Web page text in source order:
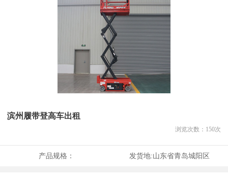
滨州履带登高车出租
浏览次数： 150次
产品规格： 发货地:山东省青岛城阳区